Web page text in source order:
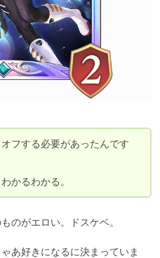
フする必要があったんです
かるわかる。
のがエロい。ドスケベ。
あ好きになるに決まっていま